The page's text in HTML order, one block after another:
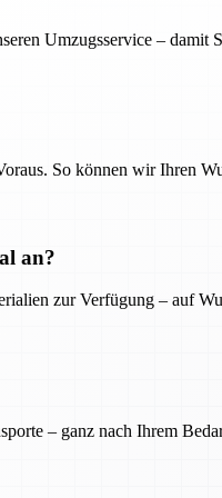
Umzugsservice – damit
So können wir Ihren
an?
zur Verfügung – auf
– ganz nach Ihrem